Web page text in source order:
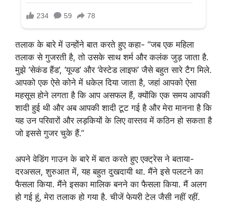
तलाक के बारे में उन्होंने बात करते हुए कहा- ”जब एक महिला
तलाक से गुजरती है, तो उसके साथ शर्म और कलंक जुड़ जाता है.
मुझे ‘सेकंड हैंड’, ‘यूज्ड’ और ‘वेस्टेड लाइफ’ जैसे बहुत सारे टैग मिले.
आपको एक ऐसे कोने में धकेल दिया जाता है, जहां आपको ऐसा
महसूस होने लगता है कि आप असफल हैं, क्योंकि एक समय आपकी
शादी हुई थी और अब आपकी शादी टूट गई है और मेरा मानना ​​है कि
यह उन परिवारों और लड़कियों के लिए वास्तव में कठिन हो सकता है
जो इससे गुजर चुके हैं.”
अपने वेडिंग गाउन के बारे में बात करते हुए एक्ट्रेस ने बताया-
दरअसल, शुरुआत में, यह बहुत दुखदायी था. मैंने इसे पलटने का
फैसला किया. मैंने इसका मालिक बनने का फैसला किया. मैं अलग
हो गई हूं, मेरा तलाक हो गया है. चीजें फेयरी टेल जैसी नहीं रहीं.